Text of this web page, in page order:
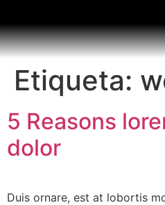
Etiqueta:
5 Reasons
dolor
Duis ornare, est at lobortis